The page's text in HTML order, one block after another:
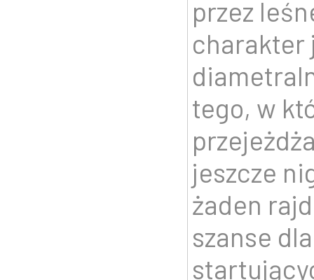
przez
charakter
tego, w
jeszcze
żaden
szanse